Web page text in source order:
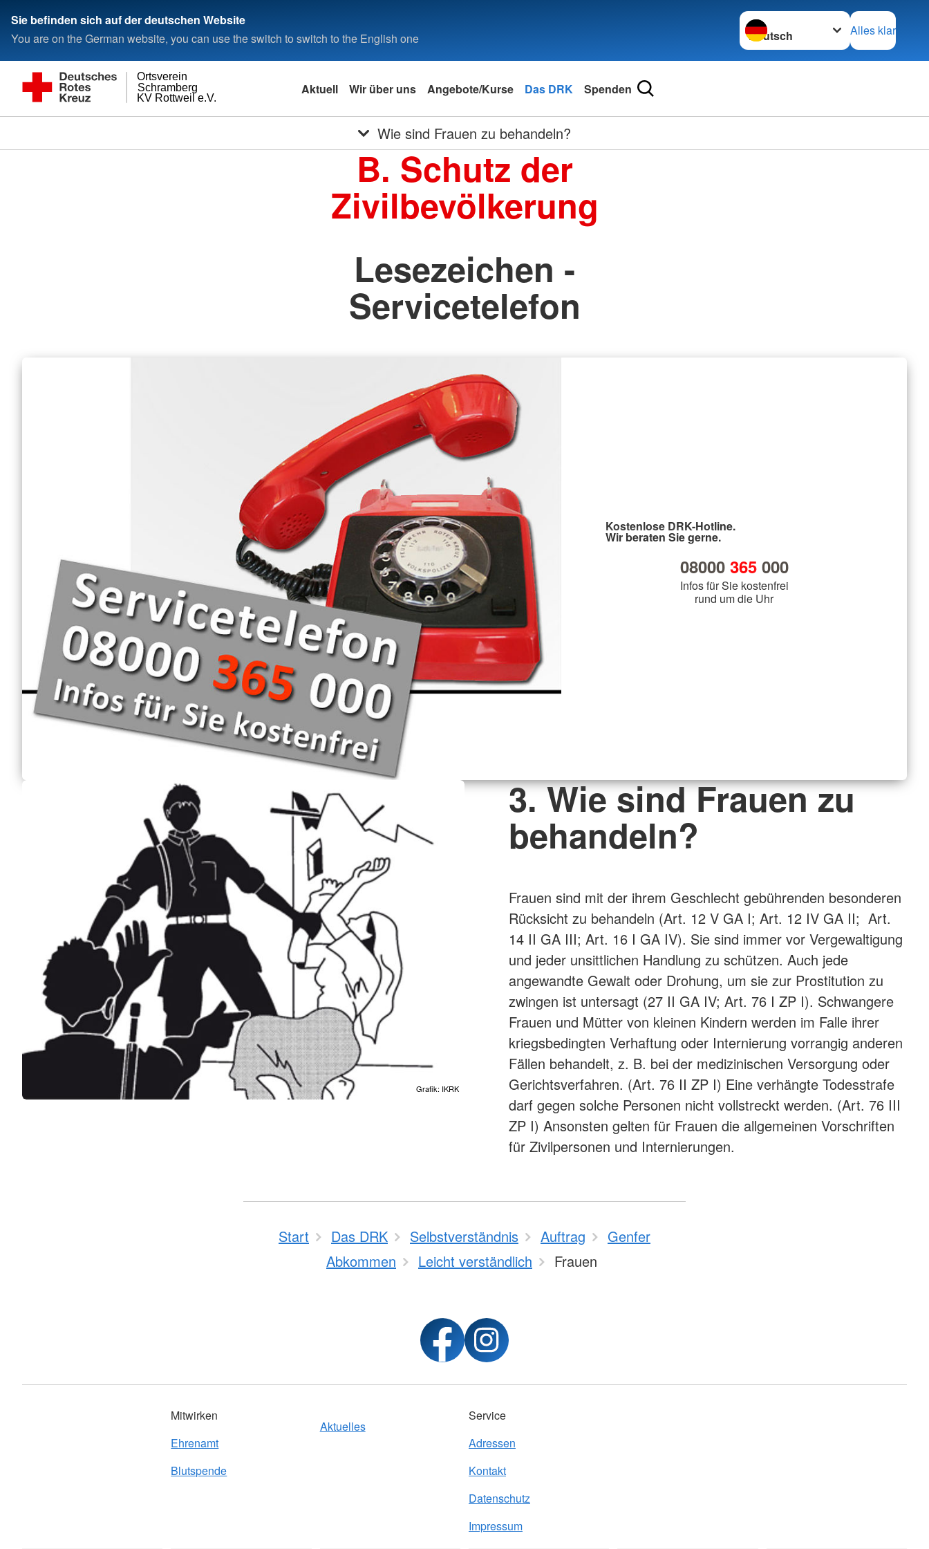
Sie befinden sich auf der deutschen Website
You are on the German website, you can use the switch to switch to the English one
Sprache wechseln zu
Alles klar
KV Rottweil e.V.
Schramberg
Ortsverein
Aktuell Wir über uns Angebote/Kurse Das DRK Spenden
Wie sind Frauen zu behandeln?
B. Schutz der
Zivilbevölkerung
Lesezeichen -
Servicetelefon
Kostenlose DRK-Hotline.
Wir beraten Sie gerne.
08000 365000
Infos für Sie kostenfrei
rund um die Uhr
Grafik: IKRK
3. Wie sind Frauen zu
behandeln?
Frauen sind mit der ihrem Geschlecht gebührenden besonderen
Rücksicht zu behandeln (Art. 12 V GA I; Art. 12 IV GA II; Art.
14 II GA III; Art. 16 I GA IV). Sie sind immer vor Vergewaltigung
und jeder unsittlichen Handlung zu schützen. Auch jede
angewandte Gewalt oder Drohung, um sie zur Prostitution zu
zwingen ist untersagt (27 II GA IV; Art. 76 I ZP I). Schwangere
Frauen und Mütter von kleinen Kindern werden im Falle ihrer
kriegsbedingten Verhaftung oder Internierung vorrangig anderen
Fällen behandelt, z. B. bei der medizinischen Versorgung oder
Gerichtsverfahren. (Art. 76 II ZP I) Eine verhängte Todesstrafe
darf gegen solche Personen nicht vollstreckt werden. (Art. 76 III
ZP I) Ansonsten gelten für Frauen die allgemeinen Vorschriften
für Zivilpersonen und Internierungen.
Start Das DRK Selbstverständnis Auftrag
Genfer
Abkommen
Leicht verständlich Frauen
Mitwirken
Ehrenamt
Blutspende
Aktuelles
Service
Adressen
Kontakt
Datenschutz
Impressum